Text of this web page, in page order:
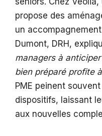
propose des
un
Dumont, DRH,
managers à
bien préparé profite
PME peinent
dispositifs, laissant
aux nouvelles